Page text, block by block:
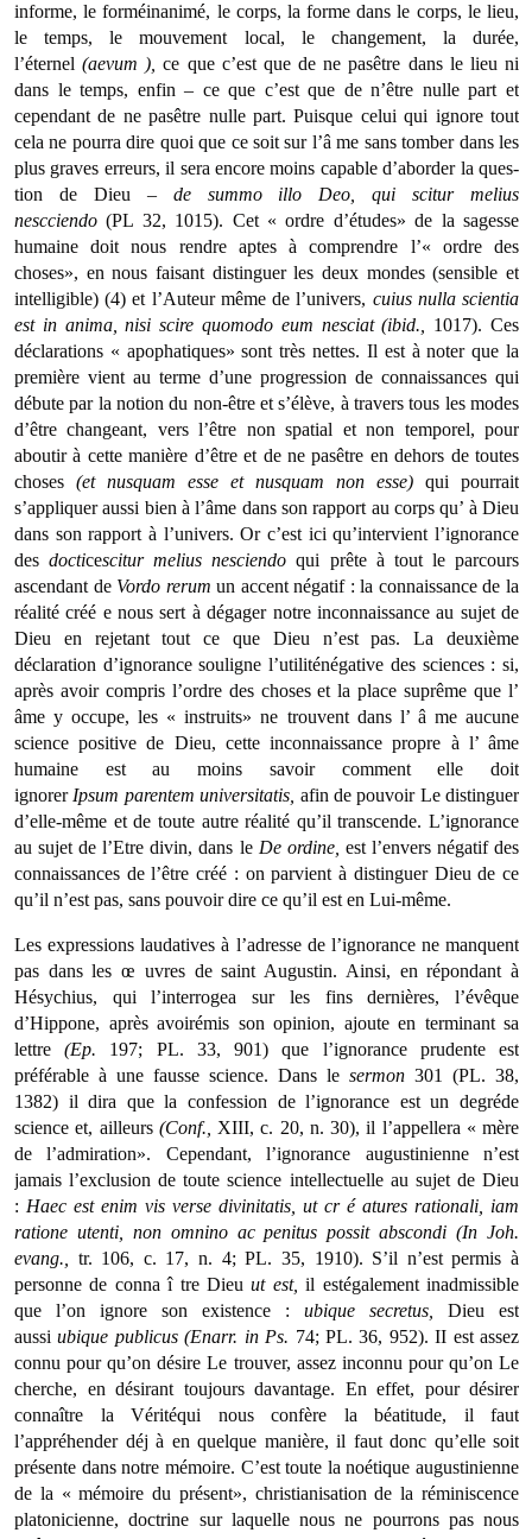
informe, le forméinanimé, le corps, la forme dans le corps, le lieu,
le temps, le mouvement local, le changement, la durée,
l’éternel(aevum ),ce que c’est que de ne pasêtre dans le lieu ni
dans le temps, enfin – ce que c’est que de n’être nulle part et
cependant de ne pasêtre nulle part. Puisque celui qui ignore tout
cela ne pourra dire quoi que ce soit sur l’â me sans tomber dans les
plus gra­ves erreurs, il sera encore moins capable d’aborder la ques­
tion de Dieu – de summo illo Deo, qui scitur melius
nescciendo(PL 32, 1015). Cet « ordre d’études» de la sagesse
humaine doit nous rendre aptes à comprendre l’« ordre des
choses», en nous faisant distinguer les deux mondes (sensible et
intelligible) (4) et l’Auteur même de l’univers, cuius nulla scientia
est in anima, nisi scire quomodo eum nesciat (ibid., 1017). Ces
déclarations « apophatiques» sont très nettes. Il est à noter que la
première vient au terme d’une progression de connaissances qui
débute par la notion du non-être et s’élève, à travers tous les modes
d’être changeant, vers l’être non spatial et non temporel, pour
aboutir à cette manière d’être et de ne pasêtre en dehors de toutes
choses (et nusquam esse et nusquam non esse) qui pourrait
s’appliquer aussi bien à l’âme dans son rapport au corps qu’ à Dieu
dans son rapport à l’univers. Or c’est ici qu’intervient l’ignorance
desdocticesciturmelius nesciendoqui prête à tout le parcours
ascendant de Vordo rerumun accent négatif : la connaissance de la
réalité créé e nous sert à dégager notre inconnaissance au sujet de
Dieu en rejetant tout ce que Dieu n’est pas. La deuxième
déclaration d’ignorance souligne l’utiliténégative des sciences : si,
après avoir compris l’ordre des choses et la place suprême que l’
âme y occupe, les « instruits» ne trouvent dans l’ â me aucune
science positive de Dieu, cette incon­naissance propre à l’ âme
humaine est au moins savoir comment elle doit
ignorer Ipsum parentem universitatis, afin de pouvoir Le distinguer
d’elle-même et de toute autre réalité qu’il transcende. L’ignorance
au sujet de l’Etre divin, dans le De ordine, est l’envers négatif des
connaissances de l’être créé : on parvient à distinguer Dieu de ce
qu’il n’est pas, sans pouvoir dire ce qu’il est en Lui-même.
Les expressions laudatives à l’adresse de l’ignorance ne manquent
pas dans les œ uvres de saint Augustin. Ainsi, en répondant à
Hésychius, qui l’interrogea sur les fins dernières, l’évêque
d’Hippone, après avoirémis son opinion, ajoute en terminant sa
lettre(Ep. 197; PL. 33, 901) que l’ignorance prudente est
préférable à une fausse science. Dans le sermon 301 (PL. 38,
1382) il dira que la confession de l’ignorance est un degréde
science et, ailleurs (Conf., XIII, c. 20, n. 30), il l’appellera « mère
de l’admiration». Cependant, l’ignorance augustinienne n’est
jamais l’exclusion de toute science intellectuelle au sujet de Dieu
: Haec est enim vis verse divinitatis, ut cr é atures rationali, iam
ratione utenti, non omnino ac penitus possit abscondi (In Joh.
evang., tr. 106, c. 17, n. 4; PL. 35, 1910). S’il n’est permis à
personne de conna î tre Dieuut est,il estégalement inad­missible
que l’on ignore son existence : ubique secretus, Dieu est
aussiubique publicus (Enarr. in Ps. 74; PL. 36, 952). II est assez
connu pour qu’on désire Le trouver, assez inconnu pour qu’on Le
cherche, en désirant toujours davantage. En effet, pour désirer
connaître la Véritéqui nous confère la béatitude, il faut
l’appréhender déj à en quelque manière, il faut donc qu’elle soit
présente dans notre mémoire. C’est toute la noétique augustinienne
de la « mémoire du présent», christianisation de la réminiscence
platonicienne, doctrine sur laquelle nous ne pourrons pas nous